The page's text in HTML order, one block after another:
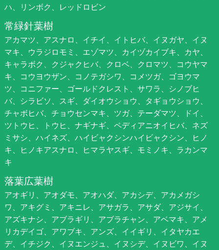
ハ、リンボク、レッドロビン
常緑針葉樹
アカマツ、アスナロ、イチイ、イトヒバ、イヌガヤ、イヌ
マキ、ウラジロモミ、エゾマツ、カイヅカイブキ、カヤ、
キャラボク、クジャクヒバ、クロベ、クロマツ、コウヤマ
キ、コウヨウザン、コノテガシワ、コメツガ、ゴヨウマ
ツ、コニファー、ゴールドクレスト、サワラ、シノブヒ
バ、シラビソ、スギ、ダイオウショウ、タギョウショウ、
チャボヒバ、チョウセンマキ、ツガ、テーダマツ、ドイ、
ツトウヒ、トウヒ、ナギナギ、ペディアニオイヒバ、ネズ
ミサシ、ハイネズ、ハイビャクシンハイビャクシン、ヒノ
キ、ヒノキアスナロ、ヒマラヤスギ、モミノキ、ラカンマ
キ
落葉広葉樹
アオギリ、アオダモ、アオハダ、アカシデ、アカメガシ
ワ、アキグミ、アキニレ、アサガラ、アサダ、アジサイ、
アズキナシ、アブラギリ、アブラチャン、アベマキ、アメ
リカデイゴ、アワブキ、アンズ、イイギリ、イタヤカエ
デ、イチジク、イヌエンジュ、イヌシデ、イヌビワ、イヌ